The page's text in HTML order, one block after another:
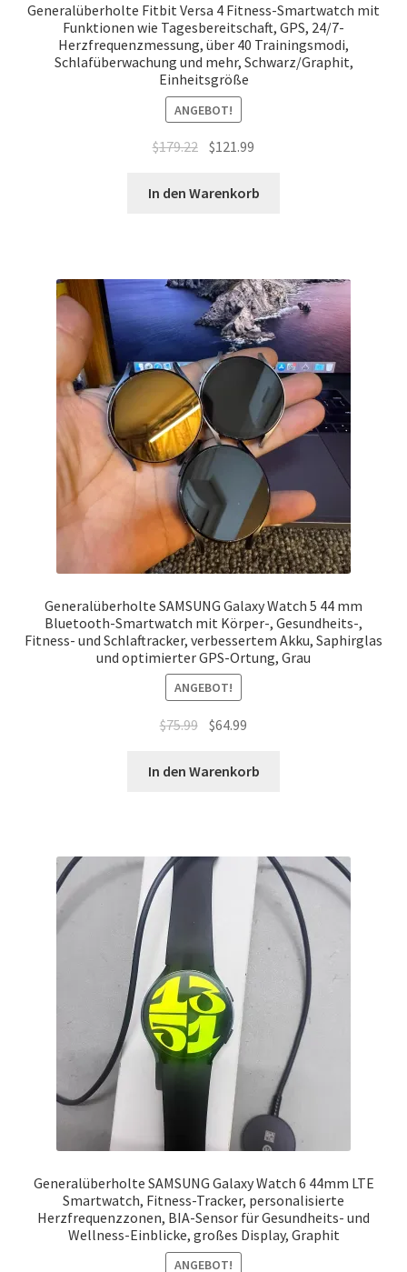
Generalüberholte Fitbit Versa 4 Fitness-Smartwatch mit
Funktionen wie Tagesbereitschaft, GPS, 24/7-
Herzfrequenzmessung, über 40 Trainingsmodi,
Schlafüberwachung und mehr, Schwarz/Graphit,
Einheitsgröße
ANGEBOT!
$179.22 Ursprünglicher
war:
$121.99
ist:
In den Warenkorb
Generalüberholte SAMSUNG Galaxy Watch 5 44 mm
Bluetooth-Smartwatch mit Körper-, Gesundheits-,
Fitness- und Schlaftracker, verbessertem Akku, Saphirglas
und optimierter GPS-Ortung, Grau
ANGEBOT!
$75.99 Ursprünglicher
war:
$64.99
ist:
In den Warenkorb
Generalüberholte SAMSUNG Galaxy Watch 6 44mm LTE
Smartwatch, Fitness-Tracker, personalisierte
Herzfrequenzzonen, BIA-Sensor für Gesundheits- und
Wellness-Einblicke, großes Display, Graphit
ANGEBOT!